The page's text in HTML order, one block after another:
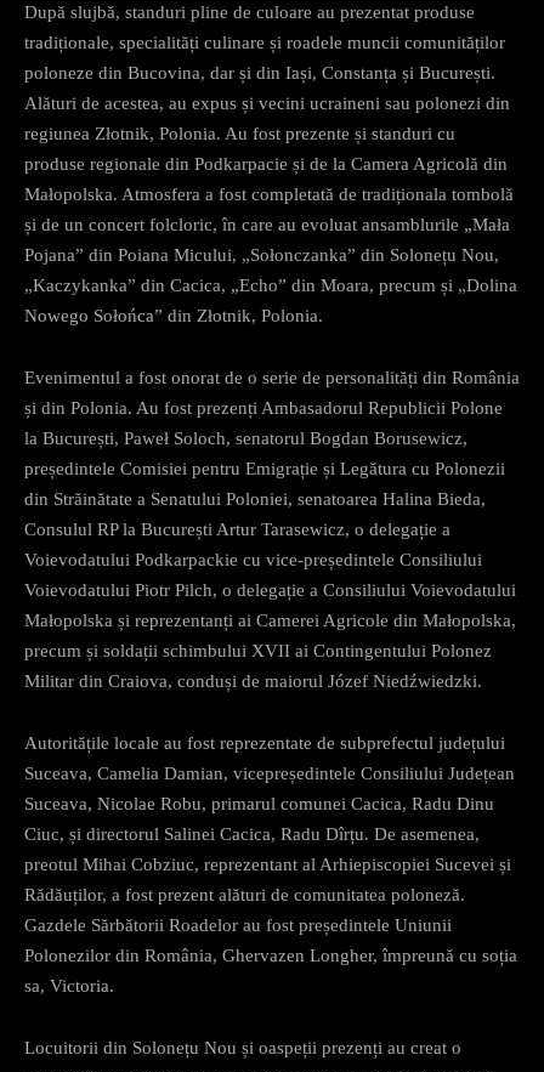
După slujbă, standuri pline de culoare au prezentat produse
tradiționale, specialități culinare și roadele muncii comunităților
poloneze din Bucovina, dar și din Iași, Constanța și București.
Alături de acestea, au expus și vecini ucraineni sau polonezi din
regiunea Złotnik, Polonia. Au fost prezente și standuri cu
produse regionale din Podkarpacie și de la Camera Agricolă din
Małopolska. Atmosfera a fost completată de tradiționala tombolă
și de un concert folcloric, în care au evoluat ansamblurile „Mała
Pojana” din Poiana Micului, „Sołonczanka” din Solonețu Nou,
„Kaczykanka” din Cacica, „Echo” din Moara, precum și „Dolina
Nowego Sołońca” din Złotnik, Polonia.
Evenimentul a fost onorat de o serie de personalități din România
și din Polonia. Au fost prezenți Ambasadorul Republicii Polone
la București, Paweł Soloch, senatorul Bogdan Borusewicz,
președintele Comisiei pentru Emigrație și Legătura cu Polonezii
din Străinătate a Senatului Poloniei, senatoarea Halina Bieda,
Consulul RP la București Artur Tarasewicz, o delegație a
Voievodatului Podkarpackie cu vice-președintele Consiliului
Voievodatului Piotr Pilch, o delegație a Consiliului Voievodatului
Małopolska și reprezentanți ai Camerei Agricole din Małopolska,
precum și soldații schimbului XVII ai Contingentului Polonez
Militar din Craiova, conduși de maiorul Józef Niedźwiedzki.
Autoritățile locale au fost reprezentate de subprefectul județului
Suceava, Camelia Damian, vicepreședintele Consiliului Județean
Suceava, Nicolae Robu, primarul comunei Cacica, Radu Dinu
Ciuc, și directorul Salinei Cacica, Radu Dîrțu. De asemenea,
preotul Mihai Cobziuc, reprezentant al Arhiepiscopiei Sucevei și
Rădăuților, a fost prezent alături de comunitatea poloneză.
Gazdele Sărbătorii Roadelor au fost președintele Uniunii
Polonezilor din România, Ghervazen Longher, împreună cu soția
sa, Victoria.
Locuitorii din Solonețu Nou și oaspeții prezenți au creat o